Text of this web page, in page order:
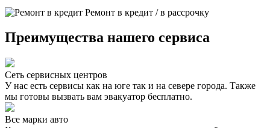
Ремонт в кредит / в рассрочку
Преимущества нашего сервиса
Сеть сервисных центров
У нас есть сервисы как на юге так и на севере города. Также
мы готовы вызвать вам эвакуатор бесплатно.
Все марки авто